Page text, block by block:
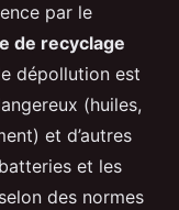
par le
de recyclage
dépollution est
(huiles,
et d’autres
et les
des normes